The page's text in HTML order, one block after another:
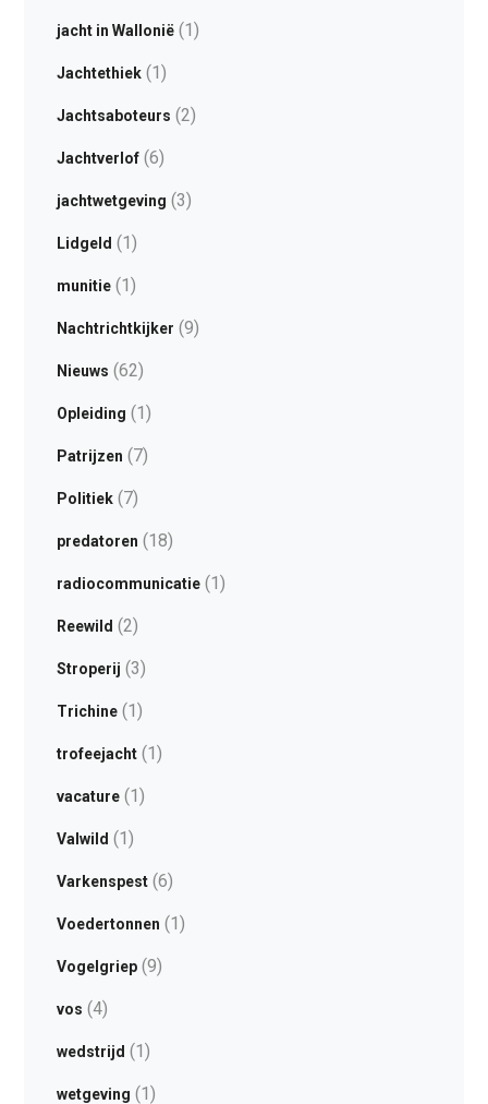
jacht in Wallonië(1)
Jachtethiek(1)
Jachtsaboteurs (2)
Jachtverlof(6)
jachtwetgeving (3)
Lidgeld (1)
munitie(1)
Nachtrichtkijker (9)
Nieuws (62)
Opleiding (1)
Patrijzen (7)
Politiek(7)
predatoren (18)
radiocommunicatie(1)
Reewild (2)
Stroperij (3)
Trichine(1)
trofeejacht(1)
vacature(1)
Valwild (1)
Varkenspest(6)
Voedertonnen (1)
Vogelgriep(9)
vos (4)
wedstrijd (1)
wetgeving (1)